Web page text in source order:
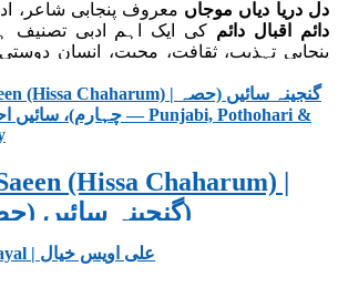
دل دریا دیاں موجاں معروف پنجابی شاعر،
دائم اقبال دائم کی ایک اہم ادبی
پنجابی تہذیب، ثقافت، محبت، انسان
معاشرتی زندگی کے مختلف پہلوؤں کو
پیش کیا گیا ہے۔ کتاب کا عنوان پنجابی
اس فکر کی نمائندگی کرتا ہے جس میں
(Hissa Chaharum) |
گنجینہ سائیں (حصہ چہارم)
Ali Owais Khayal | علی اویس خیال